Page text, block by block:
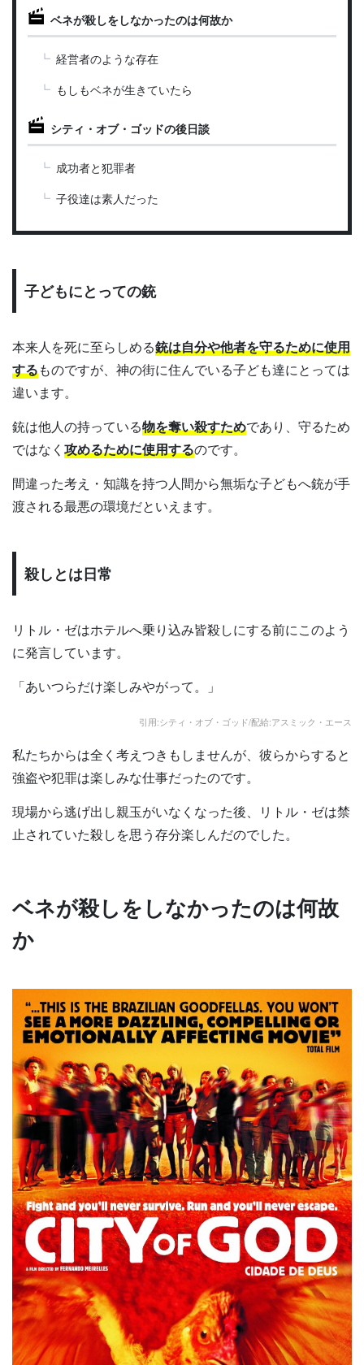
ベネが殺しをしなかったのは何故か
経営者のような存在
もしもベネが生きていたら
シティ・オブ・ゴッドの後日談
成功者と犯罪者
子役達は素人だった
子どもにとっての銃
本来人を死に至らしめる銃は自分や他者を守るために使用
するものですが、神の街に住んでいる子ども達にとっては
違います。
銃は他人の持っている物を奪い殺すためであり、守るため
ではなく 攻めるために使用するのです。
間違った考え・知識を持つ人間から無垢な子どもへ銃が手
渡される最悪の環境だといえます。
殺しとは日常
リトル・ゼはホテルへ乗り込み皆殺しにする前にこのよう
に発言しています。
「あいつらだけ楽しみやがって。」
引用:シティ・オブ・ゴッド/配給:アスミック・エース
私たちからは全く考えつきもしませんが、彼らからすると
強盗や犯罪は楽しみな仕事だったのです。
現場から逃げ出し親玉がいなくなった後、リトル・ゼは禁
止されていた殺しを思う存分楽しんだのでした。
ベネが殺しをしなかったのは何故
か